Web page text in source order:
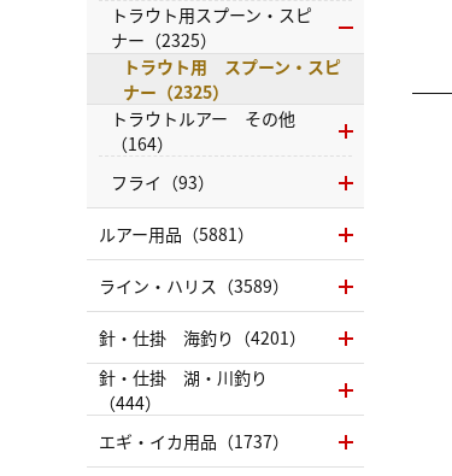
トラウト用スプーン・スピ
ナー（2325）
トラウト用 スプーン・スピ
ナー（2325）
トラウトルアー その他
（164）
フライ（93）
ルアー用品（5881）
ライン・ハリス（3589）
針・仕掛 海釣り（4201）
針・仕掛 湖・川釣り
（444）
エギ・イカ用品（1737）